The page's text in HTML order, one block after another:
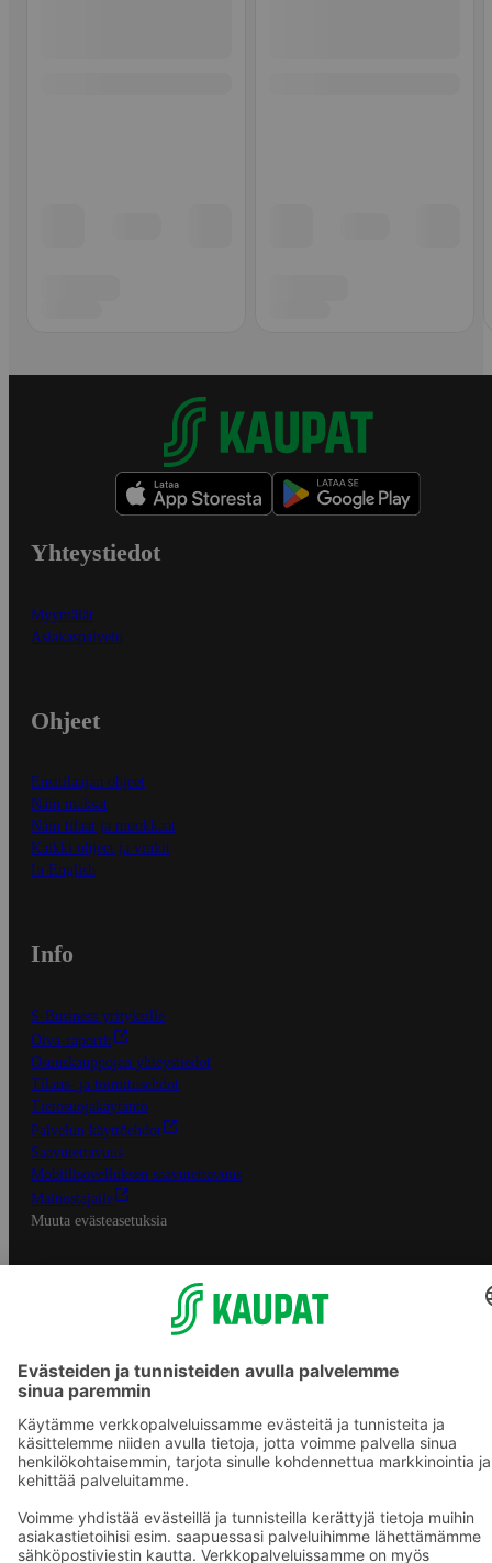
Yhteystiedot
Myymälät
Asiakaspalvelu
Ohjeet
Ensitilaajan ohjeet
Näin maksat
Näin tilaat ja muokkaat
Kaikki ohjeet ja vinkit
In English
Info
S-Business yrityksille
Oiva-raportit
Osuuskauppojen yhteystiedot
Tilaus- ja toimitusehdot
Tietosuojakäytäntö
Palvelun käyttöehdot
Saavutettavuus
Mobiilisovelluksen saavutettavuus
Mainostajalle
Muuta evästeasetuksia
S-ryhmän palvelut
S-ryhmä
Asiakasomistajuus
Yhteishyvä Ruoka -sovellus
S-ostoslista -sovellus
Prisma.fi
Sokos.fi
S-Pankki
Yhteishyvä